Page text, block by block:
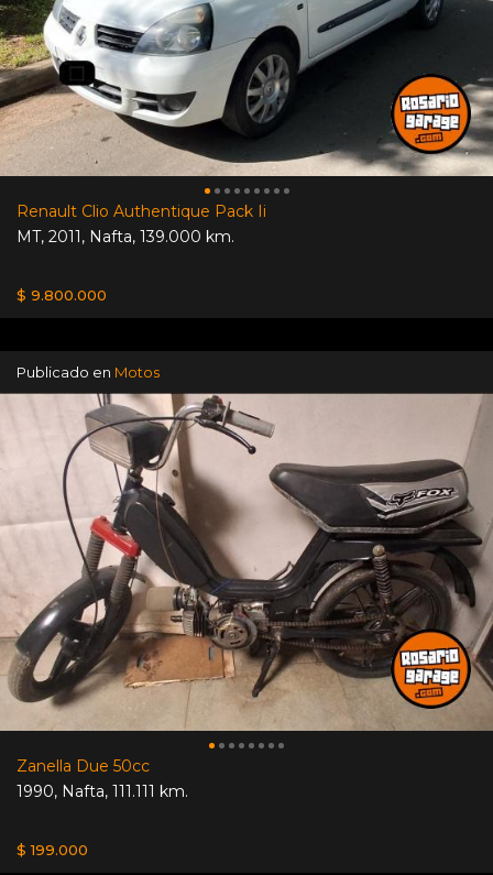
Renault Clio Authentique Pack Ii
MT, 2011, Nafta, 139.000 km.
$ 9.800.000
Publicado en Motos
Zanella Due 50cc
1990, Nafta, 111.111 km.
$ 199.000